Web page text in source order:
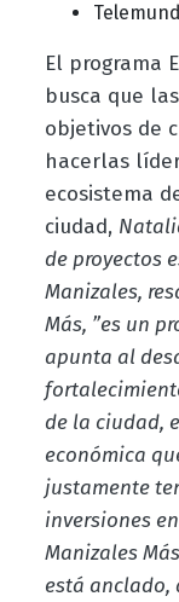
El programa
busca que
objetivos de
hacerlas
ecosistema
ciudad,
de proyectos
Manizales,
Más, ”es un
apunta al
de la ciudad,
económica
justamente
inversiones
Manizales
está anclado,